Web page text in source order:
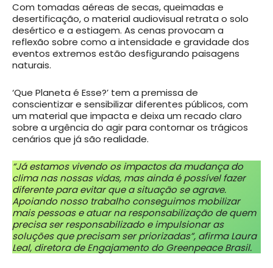
Com tomadas aéreas de secas, queimadas e
desertificação, o material audiovisual retrata o solo
desértico e a estiagem. As cenas provocam a
reflexão sobre como a intensidade e gravidade dos
eventos extremos estão desfigurando paisagens
naturais.
‘Que Planeta é Esse?’ tem a premissa de
conscientizar e sensibilizar diferentes públicos, com
um material que impacta e deixa um recado claro
sobre a urgência do agir para contornar os trágicos
cenários que já são realidade.
“Já estamos vivendo os impactos da mudança do
clima nas nossas vidas, mas ainda é possível fazer
diferente para evitar que a situação se agrave.
Apoiando nosso trabalho conseguimos mobilizar
mais pessoas e atuar na responsabilização de quem
precisa ser responsabilizado e impulsionar as
soluções que precisam ser priorizadas”, afirma Laura
Leal, diretora de Engajamento do Greenpeace Brasil.